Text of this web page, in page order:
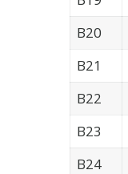
B20
B21
B22
B23
B24